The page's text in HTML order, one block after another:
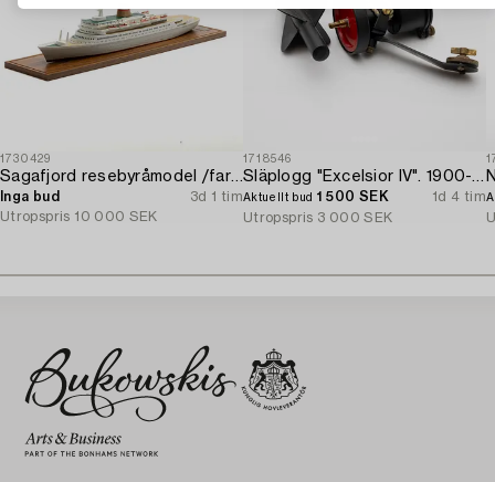
1730429
Sagafjord resebyråmodel /fartygsmodel.
Inga bud
3d 1 tim
Utropspris 10 000 SEK
1718546
Aktuellt bud 1 500 SEK
1d 4 tim
Utropspris 3 000 SEK